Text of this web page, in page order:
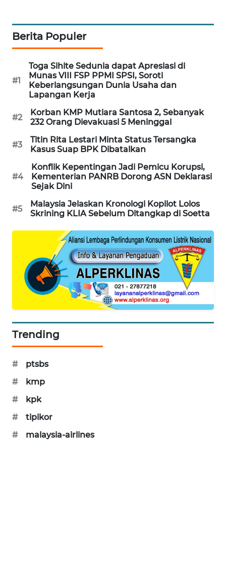
Berita Populer
#1
Toga Sihite Sedunia dapat Apresiasi di
Munas VIII FSP PPMI SPSI, Soroti
Keberlangsungan Dunia Usaha dan
Lapangan Kerja
#2
Korban KMP Mutiara Santosa 2, Sebanyak
232 Orang Dievakuasi 5 Meninggal
#3
Titin Rita Lestari Minta Status Tersangka
Kasus Suap BPK Dibatalkan
#4
Konflik Kepentingan Jadi Pemicu Korupsi,
Kementerian PANRB Dorong ASN Deklarasi
Sejak Dini
#5
Malaysia Jelaskan Kronologi Kopilot Lolos
Skrining KLIA Sebelum Ditangkap di Soetta
Trending
#
ptsbs
#
kmp
#
kpk
#
tipikor
#
malaysia-airlines
LKKI
KOPEKLIN
PORTAL
KONSUMEN
FORWAMKI
ALPERKLINAS
FORJASIDA
SITUNGIR
NEWS
NEWS
NEWS
SIANTAR
NEWS
METRO